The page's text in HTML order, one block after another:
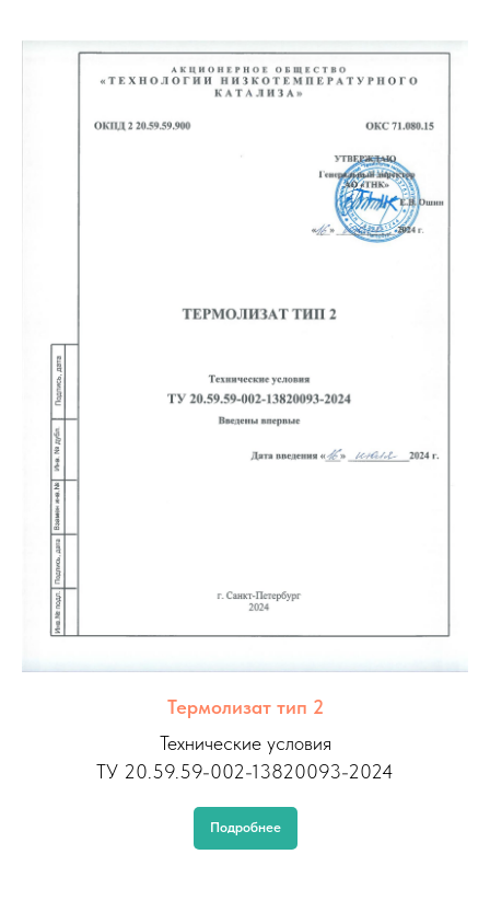
Термолизат тип 2
Технические условия
ТУ 20.59.59-002-13820093-2024
Подробнее